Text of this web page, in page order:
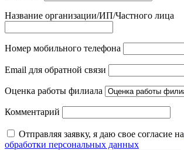
Название организации/ИП/Частного лица
Номер мобильного телефона
Email для обратной связи
Оценка работы филиала
Комментарий
Отправляя заявку, я даю свое согласие на
обработки персональных данных